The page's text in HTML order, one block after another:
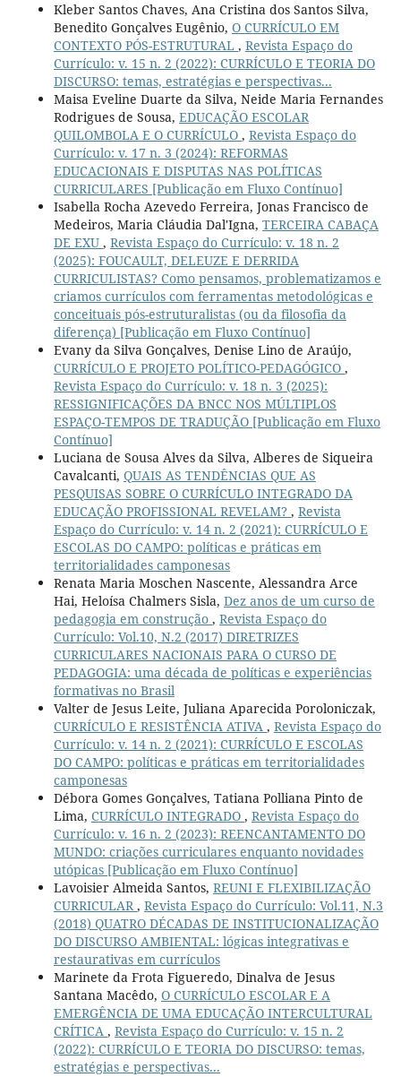
Kleber Santos Chaves, Ana Cristina dos Santos Silva,
Benedito Gonçalves Eugênio, O CURRÍCULO EM
CONTEXTO PÓS-ESTRUTURAL , Revista Espaço do
Currículo: v. 15 n. 2 (2022): CURRÍCULO E TEORIA DO
DISCURSO: temas, estratégias e perspectivas...
Maisa Eveline Duarte da Silva, Neide Maria Fernandes
Rodrigues de Sousa, EDUCAÇÃO ESCOLAR
QUILOMBOLA E O CURRÍCULO , Revista Espaço do
Currículo: v. 17 n. 3 (2024): REFORMAS
EDUCACIONAIS E DISPUTAS NAS POLÍTICAS
CURRICULARES [Publicação em Fluxo Contínuo]
Isabella Rocha Azevedo Ferreira, Jonas Francisco de
Medeiros, Maria Cláudia Dal'Igna, TERCEIRA CABAÇA
DE EXU , Revista Espaço do Currículo: v. 18 n. 2
(2025): FOUCAULT, DELEUZE E DERRIDA
CURRICULISTAS? Como pensamos, problematizamos e
criamos currículos com ferramentas metodológicas e
conceituais pós-estruturalistas (ou da filosofia da
diferença) [Publicação em Fluxo Contínuo]
Evany da Silva Gonçalves, Denise Lino de Araújo,
CURRÍCULO E PROJETO POLÍTICO-PEDAGÓGICO ,
Revista Espaço do Currículo: v. 18 n. 3 (2025):
RESSIGNIFICAÇÕES DA BNCC NOS MÚLTIPLOS
ESPAÇO-TEMPOS DE TRADUÇÃO [Publicação em Fluxo
Contínuo]
Luciana de Sousa Alves da Silva, Alberes de Siqueira
Cavalcanti, QUAIS AS TENDÊNCIAS QUE AS
PESQUISAS SOBRE O CURRÍCULO INTEGRADO DA
EDUCAÇÃO PROFISSIONAL REVELAM? , Revista
Espaço do Currículo: v. 14 n. 2 (2021): CURRÍCULO E
ESCOLAS DO CAMPO: políticas e práticas em
territorialidades camponesas
Renata Maria Moschen Nascente, Alessandra Arce
Hai, Heloísa Chalmers Sisla, Dez anos de um curso de
pedagogia em construção , Revista Espaço do
Currículo: Vol.10, N.2 (2017) DIRETRIZES
CURRICULARES NACIONAIS PARA O CURSO DE
PEDAGOGIA: uma década de políticas e experiências
formativas no Brasil
Valter de Jesus Leite, Juliana Aparecida Poroloniczak,
CURRÍCULO E RESISTÊNCIA ATIVA , Revista Espaço do
Currículo: v. 14 n. 2 (2021): CURRÍCULO E ESCOLAS
DO CAMPO: políticas e práticas em territorialidades
camponesas
Débora Gomes Gonçalves, Tatiana Polliana Pinto de
Lima, CURRÍCULO INTEGRADO , Revista Espaço do
Currículo: v. 16 n. 2 (2023): REENCANTAMENTO DO
MUNDO: criações curriculares enquanto novidades
utópicas [Publicação em Fluxo Contínuo]
Lavoisier Almeida Santos, REUNI E FLEXIBILIZAÇÃO
CURRICULAR, Revista Espaço do Currículo: Vol.11, N.3
(2018) QUATRO DÉCADAS DE INSTITUCIONALIZAÇÃO
DO DISCURSO AMBIENTAL: lógicas integrativas e
restaurativas em currículos
Marinete da Frota Figueredo, Dinalva de Jesus
Santana Macêdo, O CURRÍCULO ESCOLAR E A
EMERGÊNCIA DE UMA EDUCAÇÃO INTERCULTURAL
CRÍTICA , Revista Espaço do Currículo: v. 15 n. 2
(2022): CURRÍCULO E TEORIA DO DISCURSO: temas,
estratégias e perspectivas...